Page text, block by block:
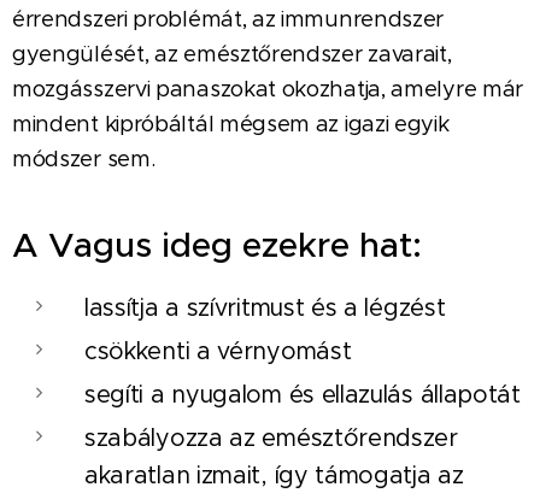
érrendszeri problémát, az immunrendszer
gyengülését, az emésztőrendszer zavarait,
mozgásszervi panaszokat okozhatja, amelyre már
mindent kipróbáltál mégsem az igazi egyik
módszer sem.
A Vagus ideg ezekre hat:
lassítja a szívritmust és a légzést
csökkenti a vérnyomást
segíti a nyugalom és ellazulás állapotát
szabályozza az emésztőrendszer
akaratlan izmait, így támogatja az